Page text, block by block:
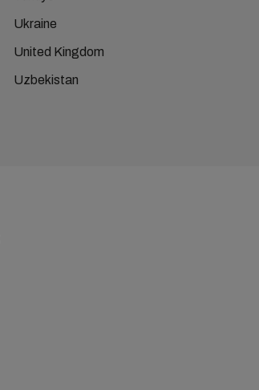
Ukraine
United Kingdom
Uzbekistan